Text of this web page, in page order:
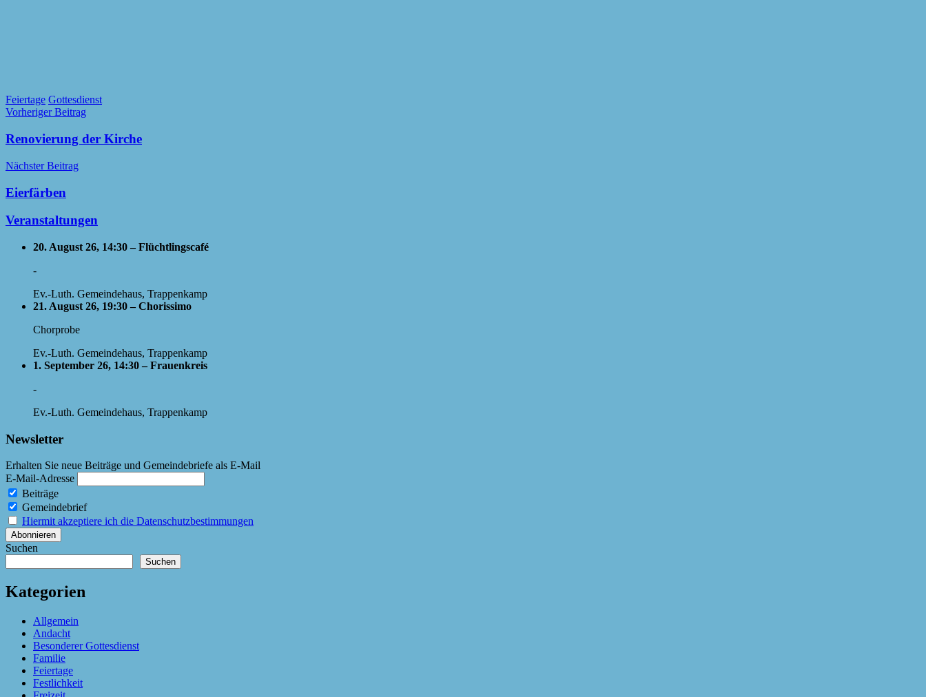
Feiertage Gottesdienst
Beitragsnavigation
Vorheriger Beitrag
Renovierung der Kirche
Nächster Beitrag
Eierfärben
Veranstaltungen
20. August 26, 14:30 – Flüchtlingscafé
-
Ev.-Luth. Gemeindehaus, Trappenkamp
21. August 26, 19:30 – Chorissimo
Chorprobe
Ev.-Luth. Gemeindehaus, Trappenkamp
1. September 26, 14:30 – Frauenkreis
-
Ev.-Luth. Gemeindehaus, Trappenkamp
Newsletter
Erhalten Sie neue Beiträge und Gemeindebriefe als E-Mail
E-Mail-Adresse
Beiträge
Gemeindebrief
Hiermit akzeptiere ich die Datenschutzbestimmungen
Suchen
Suchen
Kategorien
Allgemein
Andacht
Besonderer Gottesdienst
Familie
Feiertage
Festlichkeit